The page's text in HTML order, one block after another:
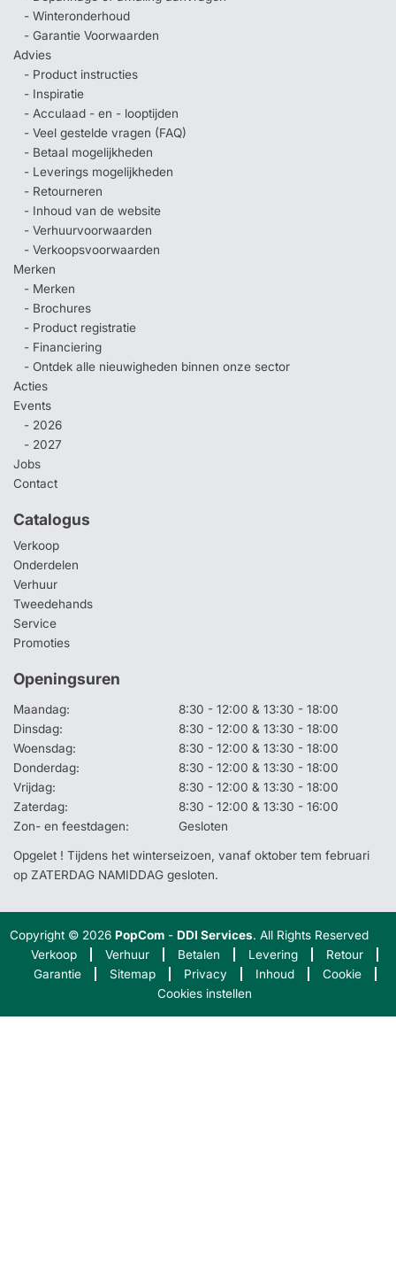
- Winteronderhoud
- Garantie Voorwaarden
Advies
- Product instructies
- Inspiratie
- Acculaad - en - looptijden
- Veel gestelde vragen (FAQ)
- Betaal mogelijkheden
- Leverings mogelijkheden
- Retourneren
- Inhoud van de website
- Verhuurvoorwaarden
- Verkoopsvoorwaarden
Merken
- Merken
- Brochures
- Product registratie
- Financiering
- Ontdek alle nieuwigheden binnen onze sector
Acties
Events
- 2026
- 2027
Jobs
Contact
Catalogus
Verkoop
Onderdelen
Verhuur
Tweedehands
Service
Promoties
Openingsuren
Maandag:
8:30 - 12:00 & 13:30 - 18:00
Dinsdag:
8:30 - 12:00 & 13:30 - 18:00
Woensdag:
8:30 - 12:00 & 13:30 - 18:00
Donderdag:
8:30 - 12:00 & 13:30 - 18:00
Vrijdag:
8:30 - 12:00 & 13:30 - 18:00
Zaterdag:
8:30 - 12:00 & 13:30 - 16:00
Zon- en feestdagen:
Gesloten
Opgelet ! Tijdens het winterseizoen, vanaf oktober tem februari
op ZATERDAG NAMIDDAG gesloten.
Copyright © 2026PopCom -DDI Services. All Rights Reserved
Verkoop
Verhuur Betalen Levering
Retour
Garantie
Sitemap Privacy Inhoud
Cookie
Cookies instellen